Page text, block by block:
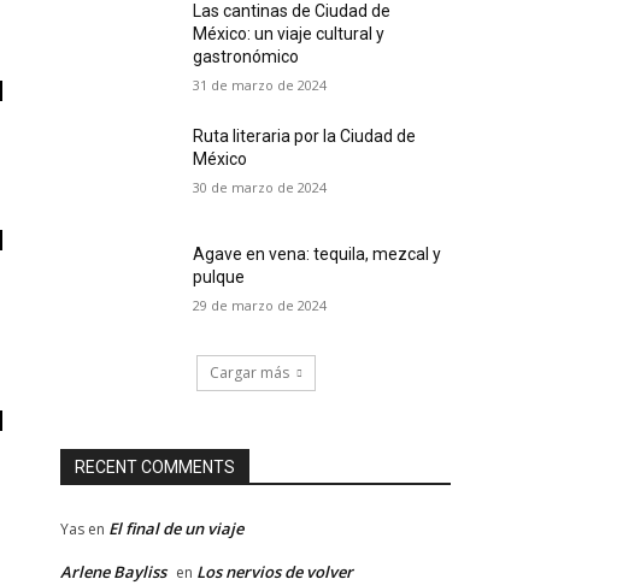
Las cantinas de Ciudad de
México: un viaje cultural y
gastronómico
31 de marzo de 2024
Ruta literaria por la Ciudad de
México
30 de marzo de 2024
Agave en vena: tequila, mezcal y
pulque
29 de marzo de 2024
Cargar más
RECENT COMMENTS
Yas en El final de un viaje
Arlene Bayliss en Los nervios de volver